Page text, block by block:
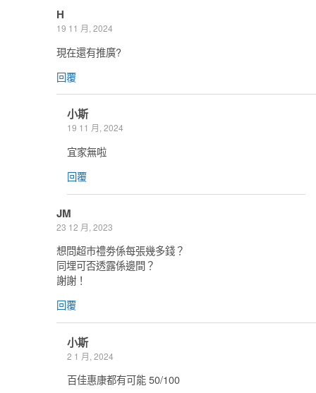
H
19 11 月, 2024
現在還有推廣?
回覆
小斯
19 11 月, 2024
宜家無啦
回覆
JM
23 12 月, 2023
想問超巿禮劵係每張幾多錢？
同埋可否透露係邊間？
謝謝！
回覆
小斯
2 1 月, 2024
百佳惠康都有可能 50/100